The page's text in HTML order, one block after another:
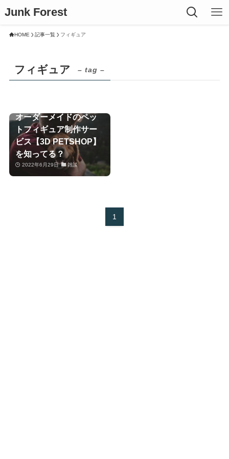
Junk Forest
HOME 記事一覧 フィギュア
フィギュア – tag –
オーダーメイドのペッ
トフィギュア制作サー
ビス【3D PETSHOP】
を知ってる？
2022年6月29日 雑談
1